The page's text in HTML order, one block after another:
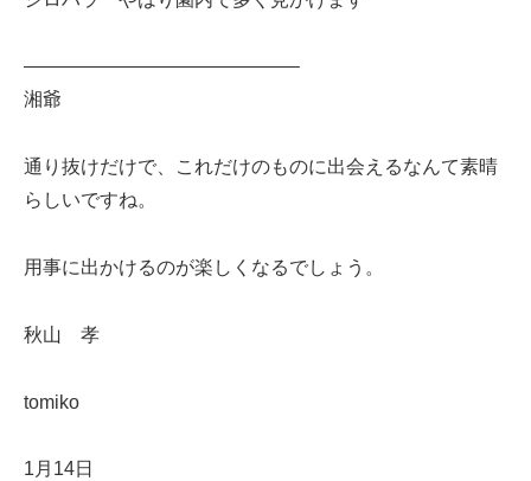
——————————————–
湘爺
通り抜けだけで、これだけのものに出会えるなんて素晴
らしいですね。
用事に出かけるのが楽しくなるでしょう。
秋山 孝
tomiko
1月14日